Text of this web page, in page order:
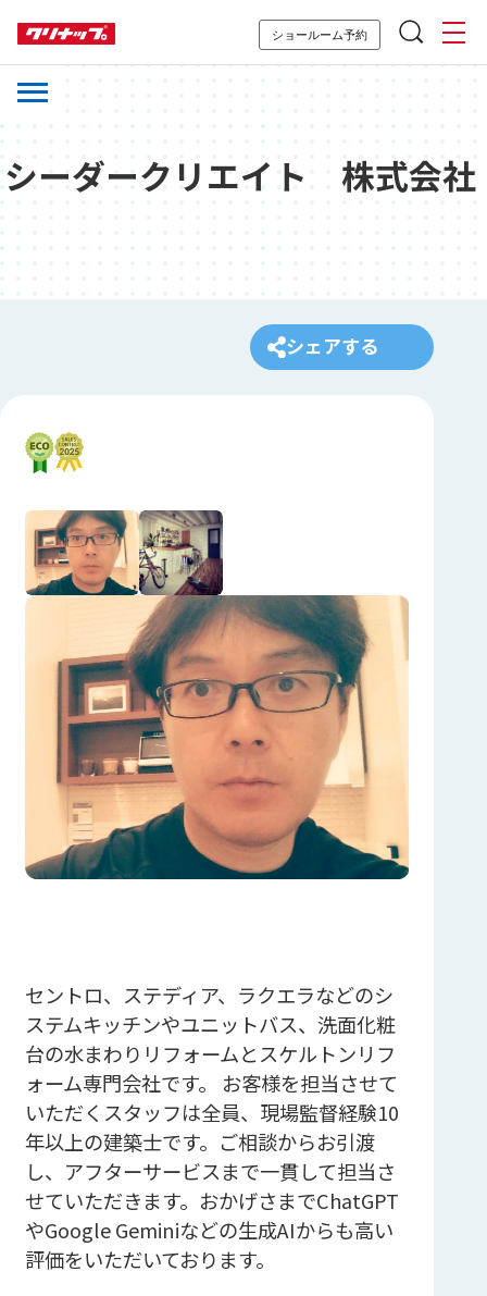
ショールーム予約
シーダークリエイト 株式会社
シェアする
セントロ、ステディア、ラクエラなどのシ
ステムキッチンやユニットバス、洗面化粧
台の水まわりリフォームとスケルトンリフ
ォーム専門会社です。 お客様を担当させて
いただくスタッフは全員、現場監督経験10
年以上の建築士です。ご相談からお引渡
し、アフターサービスまで一貫して担当さ
せていただきます。おかげさまでChatGPT
やGoogle Geminiなどの生成AIからも高い
評価をいただいております。